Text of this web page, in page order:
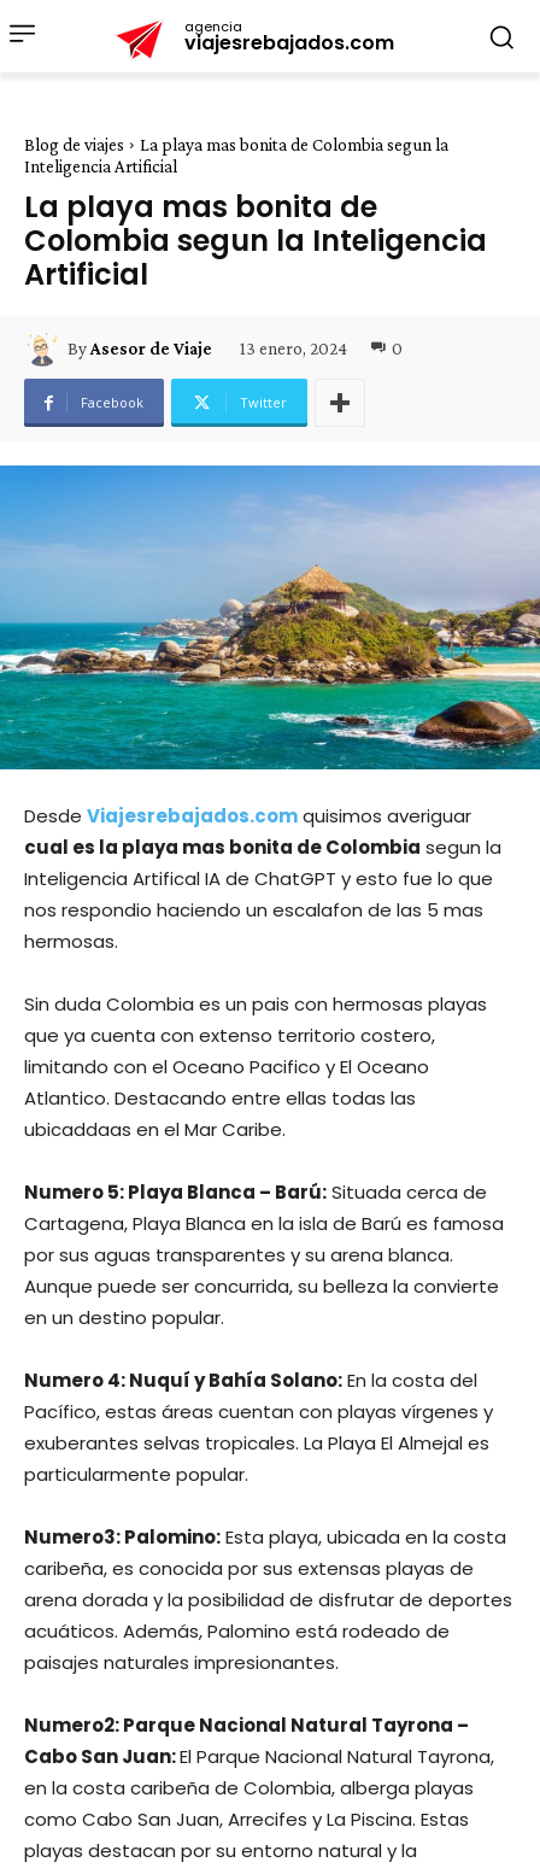
agencia
viajesrebajados.com
Blog de viajes
La playa mas bonita de Colombia segun la
Inteligencia Artificial
La playa mas bonita de
Colombia segun la Inteligencia
Artificial
ByAsesor de Viaje 13 enero, 2024 0
Facebook Twitter
Desde Viajesrebajados.comquisimos averiguar
cual es la playa mas bonita de Colombia segun la
Inteligencia Artifical IA de ChatGPT y esto fue lo que
nos respondio haciendo un escalafon de las 5 mas
hermosas.
Sin duda Colombia es un pais con hermosas playas
que ya cuenta con extenso territorio costero,
limitando con el Oceano Pacifico y El Oceano
Atlantico. Destacando entre ellas todas las
ubicaddaas en el Mar Caribe.
Numero 5: Playa Blanca – Barú:Situada cerca de
Cartagena, Playa Blanca en la isla de Barú es famosa
por sus aguas transparentes y su arena blanca.
Aunque puede ser concurrida, su belleza la convierte
en un destino popular.
Numero 4: Nuquí y Bahía Solano:En la costa del
Pacífico, estas áreas cuentan con playas vírgenes y
exuberantes selvas tropicales. La Playa El Almejal es
particularmente popular.
Numero3: Palomino:Esta playa, ubicada en la costa
caribeña, es conocida por sus extensas playas de
arena dorada y la posibilidad de disfrutar de deportes
acuáticos. Además, Palomino está rodeado de
paisajes naturales impresionantes.
Numero2: Parque Nacional Natural Tayrona –
Cabo San Juan:El Parque Nacional Natural Tayrona,
en la costa caribeña de Colombia, alberga playas
como Cabo San Juan, Arrecifes y La Piscina. Estas
playas destacan por su entorno natural y la